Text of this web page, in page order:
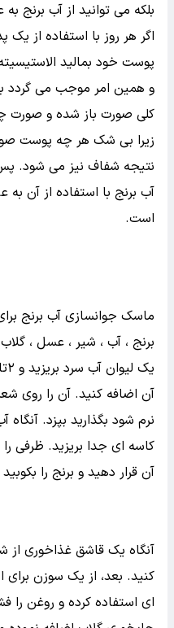
طور کامل آب کشی کنید؛ آب
بماند؛ موهای خود را با
کنید.
برای چاقی صورت با آب برنج
بلکه می توانید از آب برنج
و همین امر موجب می گردد
کلی صورت باز شده و صورت
زیرا بی شک هر چه پوست
نتیجه شفاف نیز می شود.
آب برنج با استفاده از آن
است.
آن اضافه کنید. آن را روی